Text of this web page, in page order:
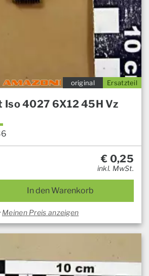
Ersatzteil
original
Iso 4027 6X12 45H Vz
€ 0,25
inkl. MwSt.
In den Warenkorb
Meinen Preis anzeigen